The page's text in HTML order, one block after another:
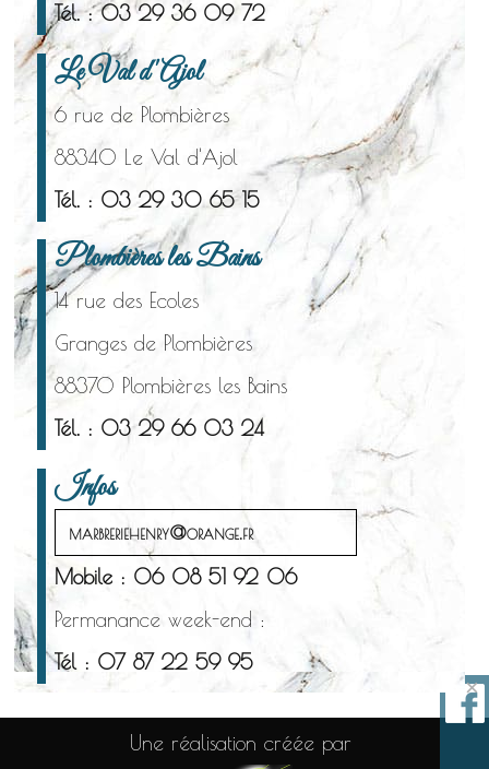
Tél. : 03 29 36 09 72
Le Val d'Ajol
6 rue de Plombières
88340 Le Val d'Ajol
Tél. : 03 29 30 65 15
Plombières les Bains
14 rue des Ecoles
Granges de Plombières
88370 Plombières les Bains
Tél. : 03 29 66 03 24
Infos
marbreriehenry@orange.fr
Mobile : 06 08 51 92 06
Permanance week-end :
Tél : 07 87 22 59 95
Une réalisation créée par
×